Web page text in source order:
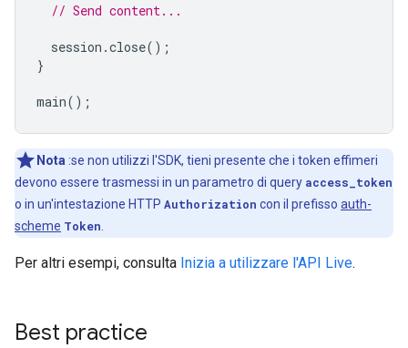
// Send content...
session .close();
}
main();
Nota :se non utilizzi l'SDK, tieni presente che i token effimeri
devono essere trasmessi in un parametro di query access_token
o in un'intestazione HTTP Authorization con il prefisso auth-
scheme Token.
Per altri esempi, consulta Inizia a utilizzare l'API Live.
Best practice